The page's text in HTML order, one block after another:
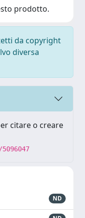
prodotto.
da copyright
diversa
citare o creare
ND